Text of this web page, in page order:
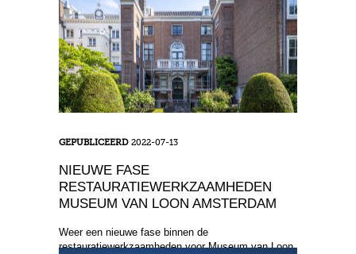
Monumentendag in Amsterdam. Het afgelopen jaar
was Durgerdammerdijk ...
GEPUBLICEERD 2022-07-13
NIEUWE FASE
RESTAURATIEWERKZAAMHEDEN
MUSEUM VAN LOON AMSTERDAM
Weer een nieuwe fase binnen de
restauratiewerkzaamheden voor Museum van Loon.